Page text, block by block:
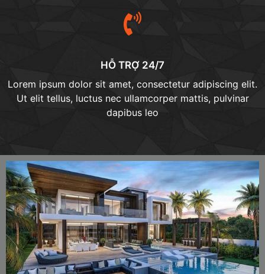
HỖ TRỢ 24/7
Lorem ipsum dolor sit amet, consectetur adipiscing elit.
Ut elit tellus, luctus nec ullamcorper mattis, pulvinar
dapibus leo​